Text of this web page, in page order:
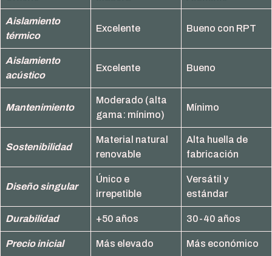
Aislamiento
térmico
Excelente Bueno con RPT
Aislamiento
acústico
Excelente Bueno
Mantenimiento
Moderado (alta
gama: mínimo)
Mínimo
Sostenibilidad
Material natural
renovable
Alta huella de
fabricación
Diseño singular
Único e
irrepetible
Versátil y
estándar
Durabilidad +50 años 30-40 años
Precio inicial Más elevado Más económico